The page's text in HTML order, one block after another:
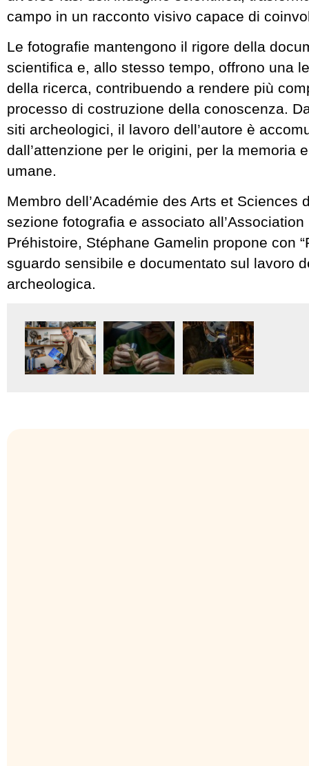
campo in un racconto visivo capace di
Le fotografie mantengono il rigore della
scientifica e, allo stesso tempo, offrono una
della ricerca, contribuendo a rendere più
processo di costruzione della conoscenza.
siti archeologici, il lavoro dell’autore è
dall’attenzione per le origini, per la memoria
umane.
Membro dell’Académie des Arts et Sciences
sezione fotografia e associato
Préhistoire, Stéphane Gamelin propone con
sguardo sensibile e documentato sul lavoro
archeologica.